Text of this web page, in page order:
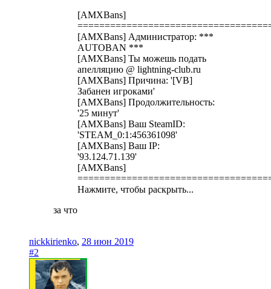
[AMXBans]
[AMXBans] Администратор: ***
AUTOBAN ***
[AMXBans] Ты можешь подать
апелляцию @ lightning-club.ru
[AMXBans] Причина: '[VB]
Забанен игроками'
[AMXBans] Продолжительность:
'25 минут'
[AMXBans] Ваш SteamID:
'STEAM_0:1:456361098'
[AMXBans] Ваш IP:
'93.124.71.139'
[AMXBans]
Нажмите, чтобы раскрыть...
за что
nickkirienko, 28 июн 2019
#2